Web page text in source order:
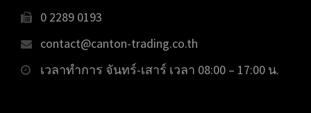
0 2289 0193
contact@canton-trading.co.th
เวลาทำการ จันทร์-เสาร์ เวลา 08:00 – 17:00 น.